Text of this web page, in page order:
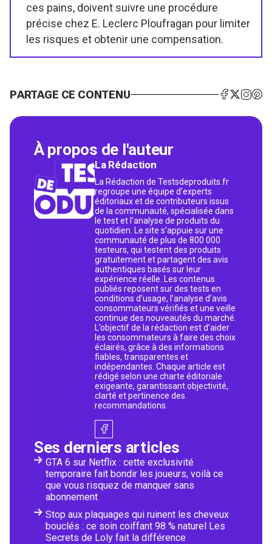
ces pains, doivent suivre une procédure
précise chez E. Leclerc Ploufragan pour limiter
les risques et obtenir une compensation.
PARTAGE CE CONTENU
À propos de l'auteur
La Rédaction
La Rédaction de Testsdeproduits.fr
regroupe une équipe d’experts
éditoriaux et de contributeurs issus
de la communauté, spécialisée dans
le test et l’analyse de produits du
quotidien. Le site s’appuie sur une
communauté de plus de 800 000
testeurs, qui testent des produits
gratuitement et partagent des avis
authentiques basés sur leur
expérience réelle. Les contenus
publiés reposent sur des tests en
conditions d’usage, l’analyse d’avis
consommateurs vérifiés et une veille
continue des nouveautés du marché.
L’objectif de la rédaction est d’aider
les consommateurs à faire des choix
éclairés, grâce à des informations
fiables, transparentes et
indépendantes. Chaque article est
rédigé selon une charte éditoriale
exigeante, garantissant objectivité,
clarté et pertinence des
recommandations.
Ses derniers articles
GTA 6 sur Netflix : cette exclusivité
temporaire fait bondir les joueurs, voilà ce
que vous risquez de manquer sans
abonnement
Stop aux plaquages qui ruinent les cheveux
bouclés : ce soin coiffant 98 % naturel Les
Secrets de Loly fait la différence